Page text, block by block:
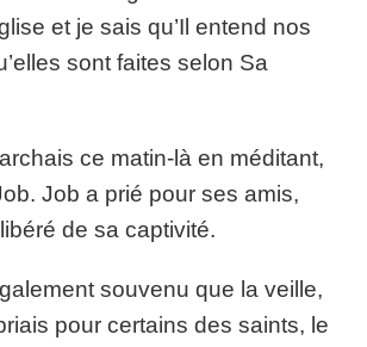
et je sais qu’Il entend nos
sont faites selon Sa
ce matin-là en méditant,
Job a prié pour ses amis,
de sa captivité.
souvenu que la veille,
pour certains des saints, le